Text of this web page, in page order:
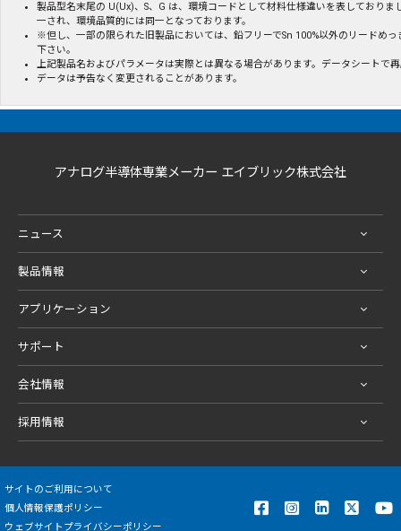
製品型名末尾の U(Ux)、S、G は、環境コードとして材料仕様違いを表しており
一され、環境品質的には同一となっております。
※但し、一部の限られた旧製品においては、鉛フリーでSn 100%以外のリードめ
下さい。
上記製品名およびパラメータは実際とは異なる場合があります。データシートで
データは予告なく変更されることがあります。
アナログ半導体専業メーカー エイブリック株式会社
ニュース
製品情報
アプリケーション
サポート
会社情報
採用情報
サイトのご利用について
個人情報保護ポリシー
ウェブサイトプライバシーポリシー